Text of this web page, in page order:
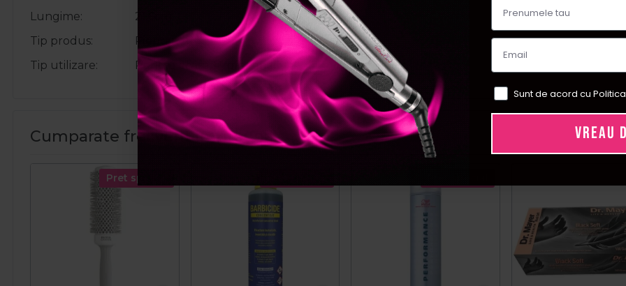
Lungime
21.6cm
Tip produs
Pieptan
Tip utilizare
Pentru acasa, Profesional
Cumparate frecvent impreuna:
Pret special
Sunt de acord cu
VREAU